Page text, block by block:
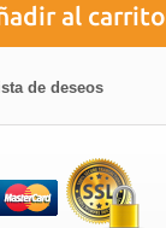
al carrito
de deseos